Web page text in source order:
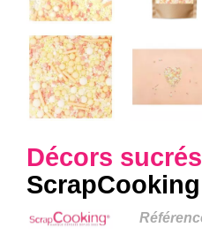
Décors
ScrapCooking